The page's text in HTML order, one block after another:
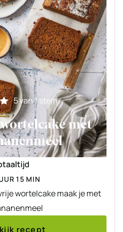
5van 1 stem
met
15MINUTEN
MIN
wortelcake maak je met
recept